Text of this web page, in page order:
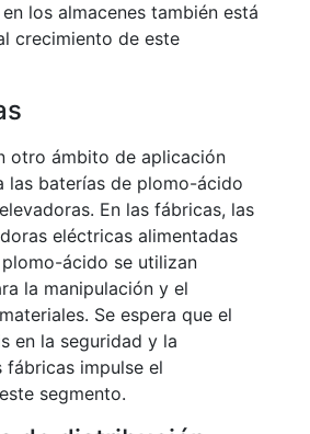
los almacenes también está
crecimiento de este
otro ámbito de aplicación
las baterías de plomo-ácido
En las fábricas, las
eléctricas alimentadas
ácido se utilizan
la manipulación y el
Se espera que el
en la seguridad y la
fábricas impulse el
segmento.